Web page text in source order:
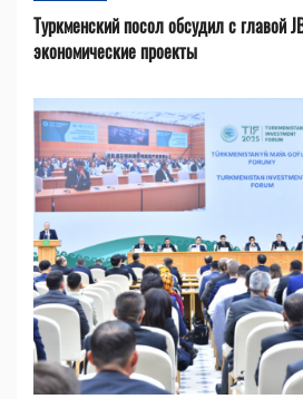
Туркменский посол обсудил с главой
экономические проекты